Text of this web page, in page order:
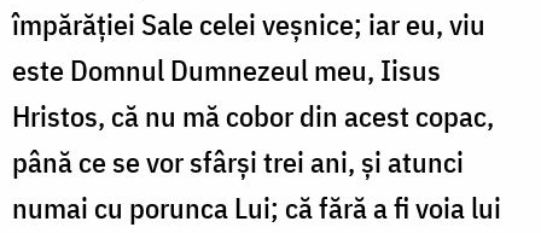
împărăției Sale celei veșnice; iar eu, viu
este Domnul Dumnezeul meu, Iisus
Hristos, că nu mă cobor din acest copac,
până ce se vor sfârși trei ani, și atunci
numai cu porunca Lui; că fără a fi voia lui